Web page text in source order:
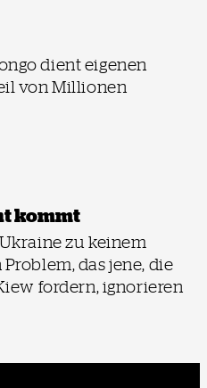
dient eigenen
von Millionen
kommt
zu keinem
das jene, die
fordern, ignorieren